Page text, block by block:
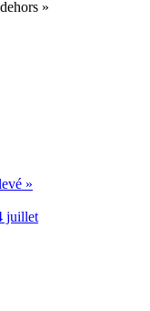
»
»
juillet